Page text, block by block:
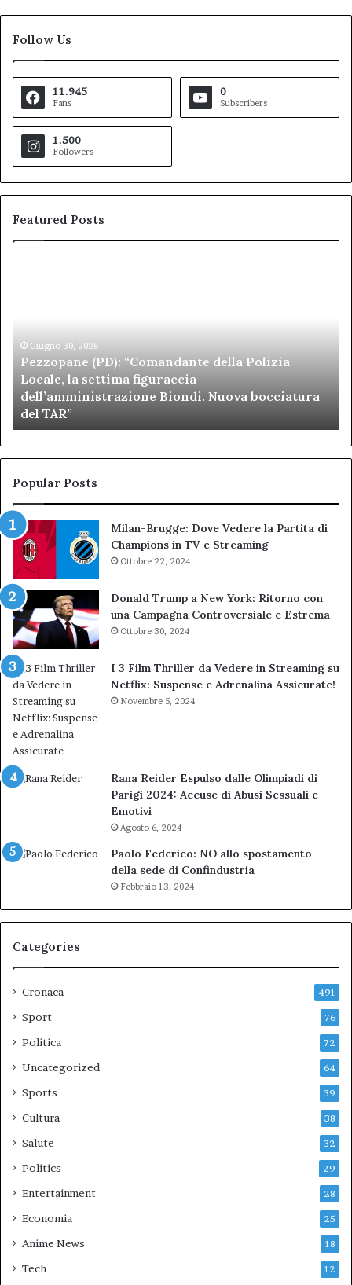
Follow Us
11.945
Fans
0
Subscribers
1.500
Followers
Featured Posts
Locale,
settima
figuraccia
dell’amministrazione
Biondi.
Nuova
bocciatura
del
Giugno 30, 2026
Pezzopane (PD): “Comandante della Polizia
Locale, la settima figuraccia
dell’amministrazione Biondi. Nuova bocciatura
del TAR”
ai
Popular Posts
Milan-Brugge: Dove Vedere la Partita di
Champions in TV e Streaming
Ottobre 22, 2024
Donald Trump a New York: Ritorno con
una Campagna Controversiale e Estrema
Ottobre 30, 2024
I 3 Film Thriller da Vedere in Streaming su
Netflix: Suspense e Adrenalina Assicurate!
Novembre 5, 2024
Rana Reider Espulso dalle Olimpiadi di
Parigi 2024: Accuse di Abusi Sessuali e
Emotivi
Agosto 6, 2024
Paolo Federico: NO allo spostamento
della sede di Confindustria
Febbraio 13, 2024
Categories
Cronaca 491
Sport 76
Politica 72
Uncategorized 64
Sports 39
Cultura 38
Salute 32
Politics 29
Entertainment 28
Economia 25
Anime News 18
Tech 12